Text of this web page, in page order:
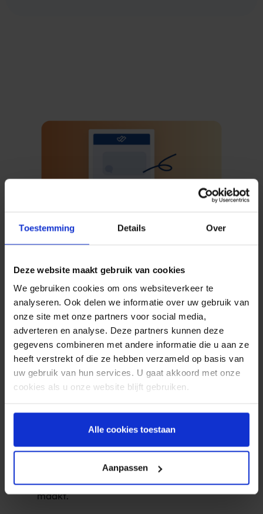
Toestemming Details Over
Deze website maakt gebruik van cookies
We gebruiken cookies om ons websiteverkeer te
analyseren. Ook delen we informatie over uw gebruik van
onze site met onze partners voor social media,
adverteren en analyse. Deze partners kunnen deze
gegevens combineren met andere informatie die u aan ze
heeft verstrekt of die ze hebben verzameld op basis van
uw gebruik van hun services. U gaat akkoord met onze
cookies als u onze website blijft gebruiken.
Alle cookies toestaan
Aanpassen
Gegevensbeveiliging: GDPR-
proof!
Hoogstebeveiligingsnorm
ISO 27001 en NEN 7510 gecertificeerd –
Spryng is de enige
RCS,SMS,WhatsApp for Businessen
met beide certificeringen. De
je klanten is bij Spryng 100% GDPR-proof.
Daarnaast kun je je voor je klanten laten
verifiëren, wat phishing vrijwel onmogelijk
maakt.